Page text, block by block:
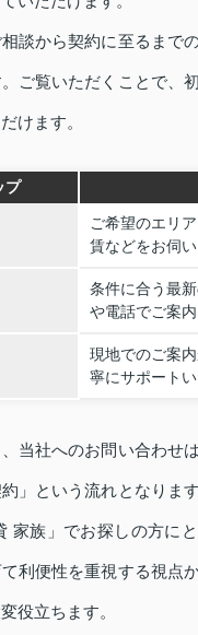
談から契約に至るまで
ご覧いただくことで、
けます。
プ
ご希望のエリ
賃などをお伺い
条件に合う最
や電話でご案内
現地でのご案
寧にサポートい
、当社へのお問い合わせ
」という流れとなりま
家族」でお探しの方に
利便性を重視する視点
役立ちます。